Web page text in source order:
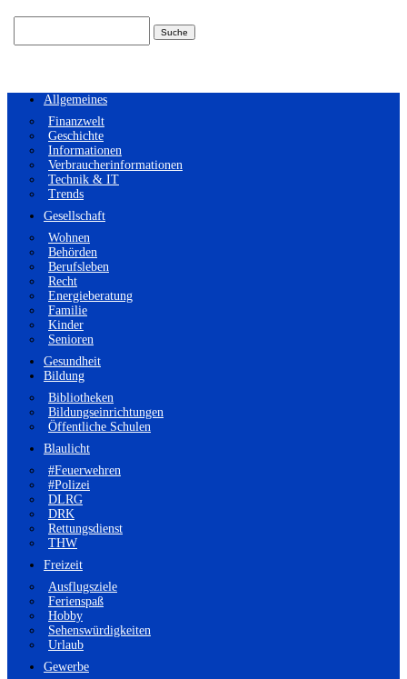
Allgemeines
Finanzwelt
Geschichte
Informationen
Verbraucherinformationen
Technik & IT
Trends
Gesellschaft
Wohnen
Behörden
Berufsleben
Recht
Energieberatung
Familie
Kinder
Senioren
Gesundheit
Bildung
Bibliotheken
Bildungseinrichtungen
Öffentliche Schulen
Blaulicht
#Feuerwehren
#Polizei
DLRG
DRK
Rettungsdienst
THW
Freizeit
Ausflugsziele
Ferienspaß
Hobby
Sehenswürdigkeiten
Urlaub
Gewerbe